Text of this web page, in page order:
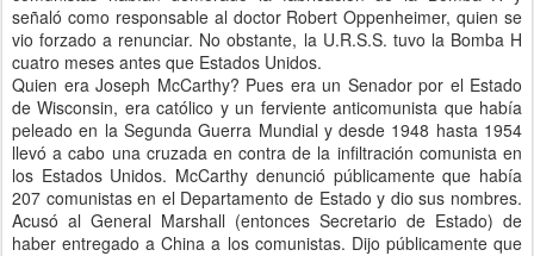
señaló como responsable al doctor Robert Oppenheimer, quien se
vio forzado a renunciar. No obstante, la U.R.S.S. tuvo la Bomba H
cuatro meses antes que Estados Unidos.
Quien era Joseph McCarthy? Pues era un Senador por el Estado
de Wisconsin, era católico y un ferviente anticomunista que había
peleado en la Segunda Guerra Mundial y desde 1948 hasta 1954
llevó a cabo una cruzada en contra de la infiltración comunista en
los Estados Unidos. McCarthy denunció públicamente que había
207 comunistas en el Departamento de Estado y dio sus nombres.
Acusó al General Marshall (entonces Secretario de Estado) de
haber entregado a China a los comunistas. Dijo públicamente que